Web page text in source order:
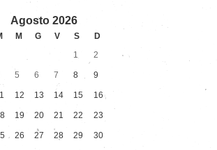
Agosto 2026
M G V S
D
1
2
5 6 7 8 9
12 13 14 15 16
19 20 21 22 23
26 27 28 29 30